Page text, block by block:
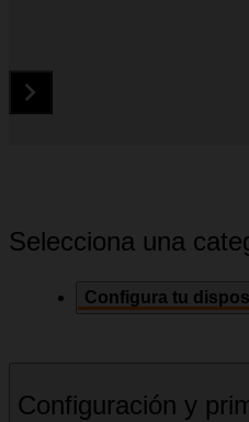
Selecciona una
Configura tu
Configuración y